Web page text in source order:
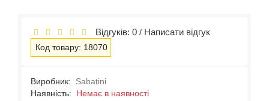
Відгуків: 0 / Написати відгук
Код товару: 18070
Виробник:
Sabatini
Наявність: Немає в наявності